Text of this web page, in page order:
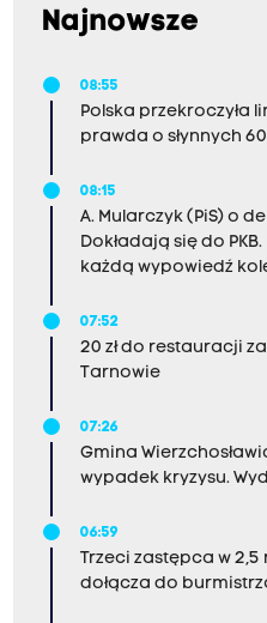
Najnowsze
08:55
Polska przekroczyła
prawda o słynnych
08:15
A. Mularczyk (PiS) o
Dokładają się do
każdą wypowiedź
07:52
20 zł do restauracji
Tarnowie
07:26
Gmina
wypadek kryzysu.
06:59
Trzeci zastępca w 2,5
dołącza do